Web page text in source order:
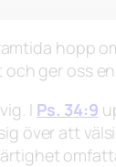
hopp
ger oss
I Ps. 34:9
över att